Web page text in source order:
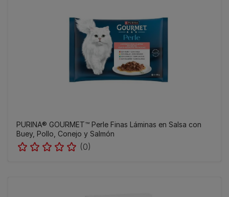
PURINA® GOURMET™ Perle Finas Láminas en Salsa con
Buey, Pollo, Conejo y Salmón
(0)